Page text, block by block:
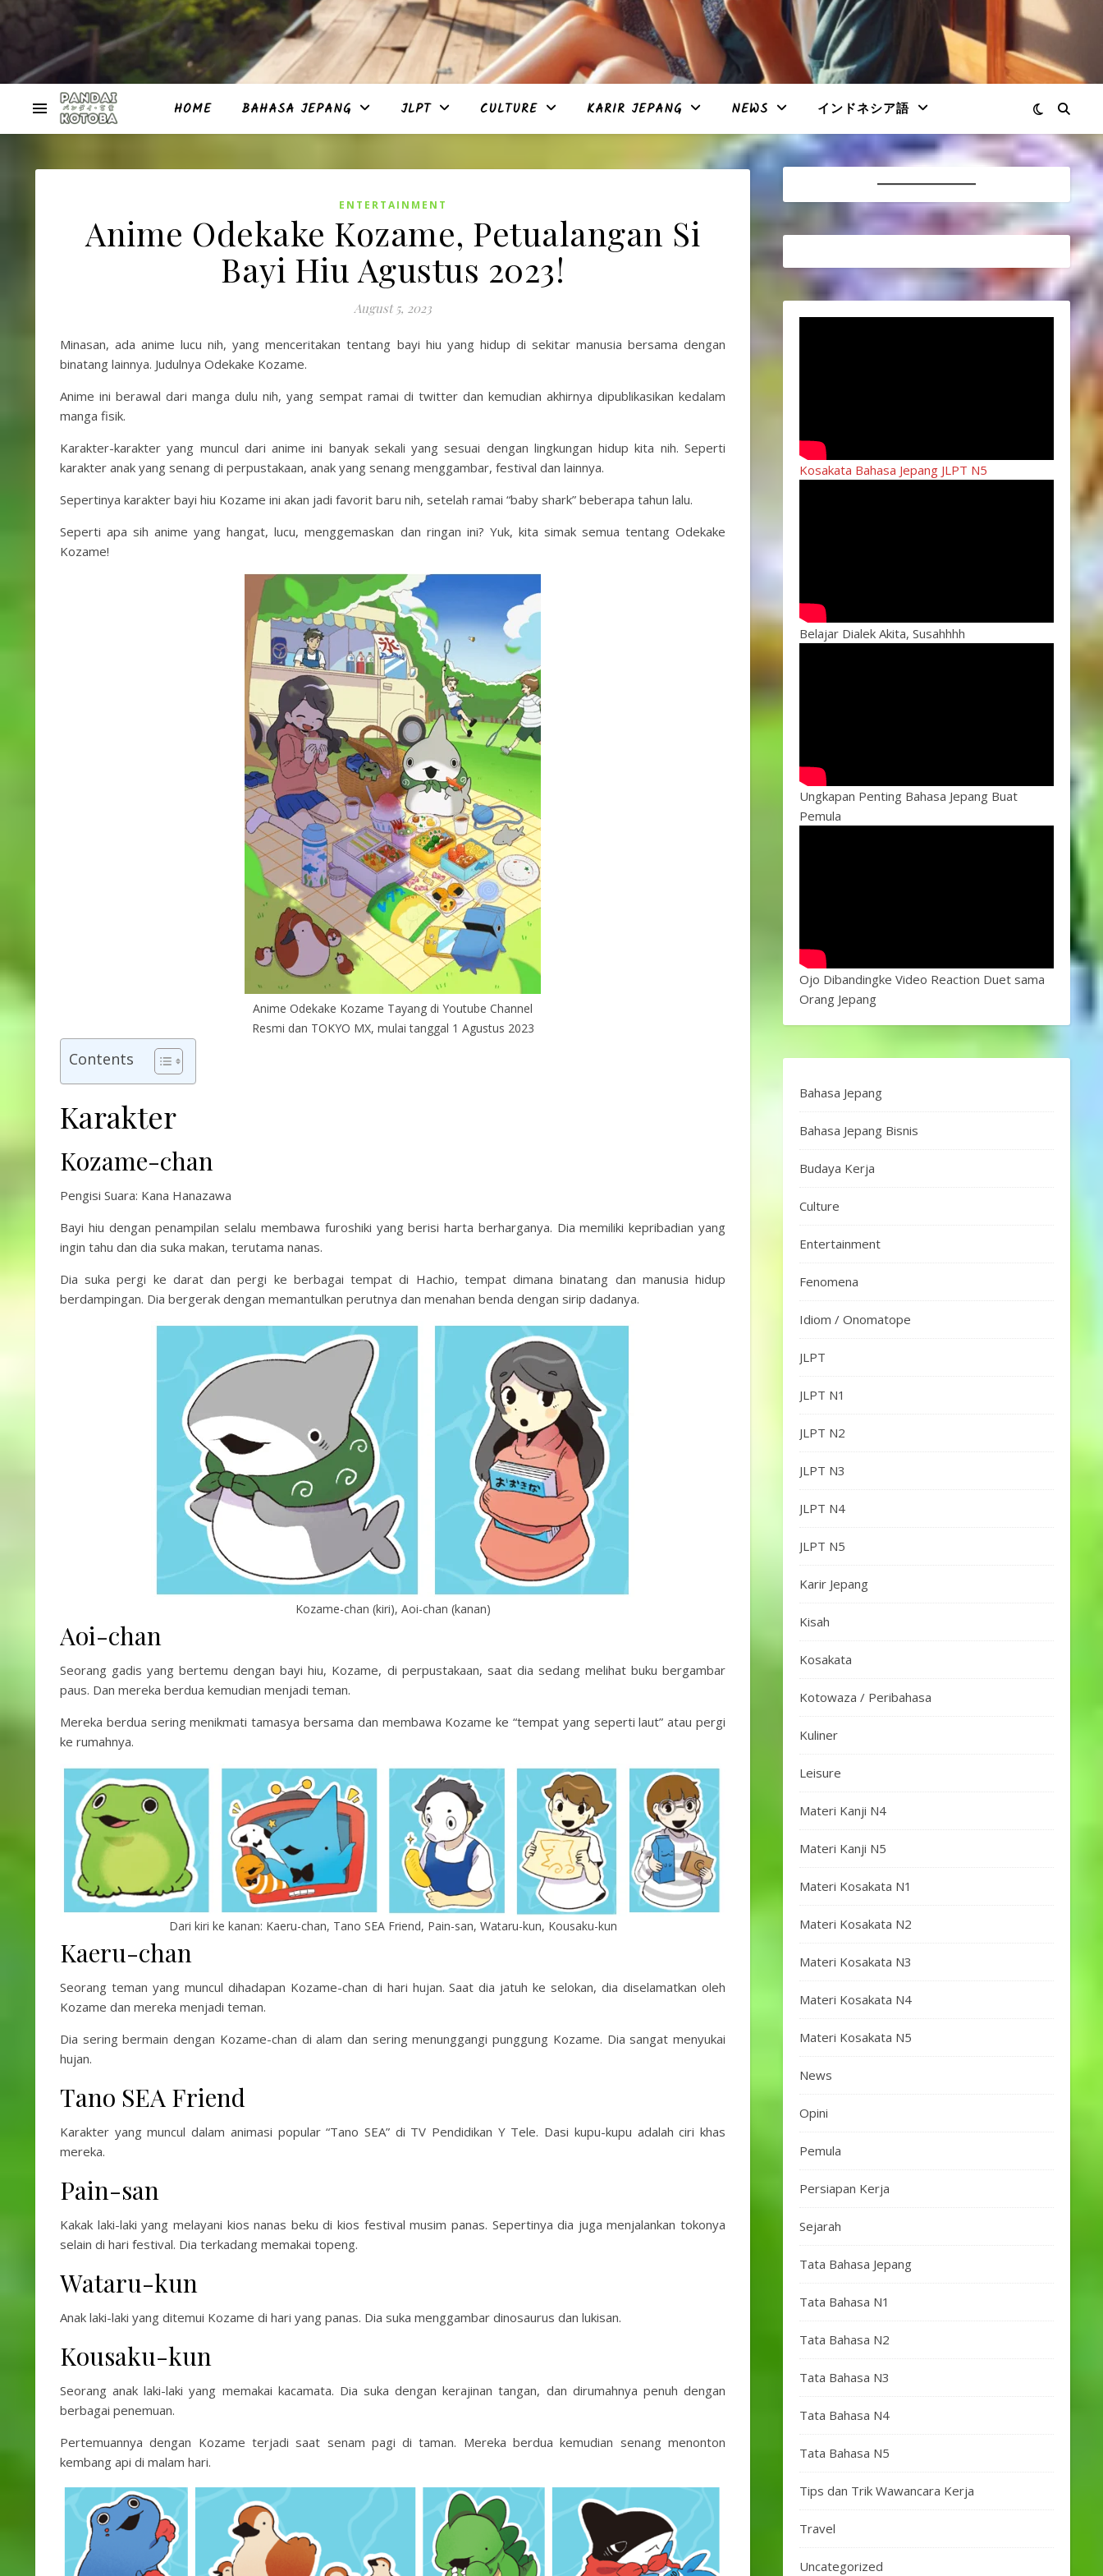
HOME BAHASA JEPANG JLPT CULTURE KARIR JEPANG NEWS インドネシア語
ENTERTAINMENT
Anime Odekake Kozame, Petualangan Si
Bayi Hiu Agustus 2023!
August 5, 2023
Minasan, ada anime lucu nih, yang menceritakan tentang bayi hiu yang hidup di sekitar manusia bersama dengan
binatang lainnya. Judulnya Odekake Kozame.
Anime ini berawal dari manga dulu nih, yang sempat ramai di twitter dan kemudian akhirnya dipublikasikan kedalam
manga fisik.
Karakter-karakter yang muncul dari anime ini banyak sekali yang sesuai dengan lingkungan hidup kita nih. Seperti
karakter anak yang senang di perpustakaan, anak yang senang menggambar, festival dan lainnya.
Sepertinya karakter bayi hiu Kozame ini akan jadi favorit baru nih, setelah ramai “baby shark” beberapa tahun lalu.
Seperti apa sih anime yang hangat, lucu, menggemaskan dan ringan ini? Yuk, kita simak semua tentang Odekake
Kozame!
Anime Odekake Kozame Tayang di Youtube Channel
Resmi dan TOKYO MX, mulai tanggal 1 Agustus 2023
Contents
Karakter
Kozame-chan
Pengisi Suara: Kana Hanazawa
Bayi hiu dengan penampilan selalu membawa furoshiki yang berisi harta berharganya. Dia memiliki kepribadian yang
ingin tahu dan dia suka makan, terutama nanas.
Dia suka pergi ke darat dan pergi ke berbagai tempat di Hachio, tempat dimana binatang dan manusia hidup
berdampingan. Dia bergerak dengan memantulkan perutnya dan menahan benda dengan sirip dadanya.
Kozame-chan (kiri), Aoi-chan (kanan)
Aoi-chan
Seorang gadis yang bertemu dengan bayi hiu, Kozame, di perpustakaan, saat dia sedang melihat buku bergambar
paus. Dan mereka berdua kemudian menjadi teman.
Mereka berdua sering menikmati tamasya bersama dan membawa Kozame ke “tempat yang seperti laut” atau pergi
ke rumahnya.
Dari kiri ke kanan: Kaeru-chan, Tano SEA Friend, Pain-san, Wataru-kun, Kousaku-kun
Kaeru-chan
Seorang teman yang muncul dihadapan Kozame-chan di hari hujan. Saat dia jatuh ke selokan, dia diselamatkan oleh
Kozame dan mereka menjadi teman.
Dia sering bermain dengan Kozame-chan di alam dan sering menunggangi punggung Kozame. Dia sangat menyukai
hujan.
Tano SEA Friend
Karakter yang muncul dalam animasi popular “Tano SEA” di TV Pendidikan Y Tele. Dasi kupu-kupu adalah ciri khas
mereka.
Pain-san
Kakak laki-laki yang melayani kios nanas beku di kios festival musim panas. Sepertinya dia juga menjalankan tokonya
selain di hari festival. Dia terkadang memakai topeng.
Wataru-kun
Anak laki-laki yang ditemui Kozame di hari yang panas. Dia suka menggambar dinosaurus dan lukisan.
Kousaku-kun
Seorang anak laki-laki yang memakai kacamata. Dia suka dengan kerajinan tangan, dan dirumahnya penuh dengan
berbagai penemuan.
Pertemuannya dengan Kozame terjadi saat senam pagi di taman. Mereka berdua kemudian senang menonton
kembang api di malam hari.
Kosakata Bahasa Jepang JLPT N5
Belajar Dialek Akita, Susahhhh
Ungkapan Penting Bahasa Jepang Buat
Pemula
Ojo Dibandingke Video Reaction Duet sama
Orang Jepang
Bahasa Jepang
Bahasa Jepang Bisnis
Budaya Kerja
Culture
Entertainment
Fenomena
Idiom / Onomatope
JLPT
JLPT N1
JLPT N2
JLPT N3
JLPT N4
JLPT N5
Karir Jepang
Kisah
Kosakata
Kotowaza / Peribahasa
Kuliner
Leisure
Materi Kanji N4
Materi Kanji N5
Materi Kosakata N1
Materi Kosakata N2
Materi Kosakata N3
Materi Kosakata N4
Materi Kosakata N5
News
Opini
Pemula
Persiapan Kerja
Sejarah
Tata Bahasa Jepang
Tata Bahasa N1
Tata Bahasa N2
Tata Bahasa N3
Tata Bahasa N4
Tata Bahasa N5
Tips dan Trik Wawancara Kerja
Travel
Uncategorized